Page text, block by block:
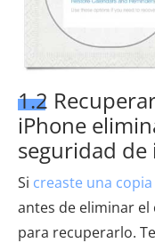
1.2
iPhone
seguridad de
Si creaste una
antes de eliminar
para recuperarlo.